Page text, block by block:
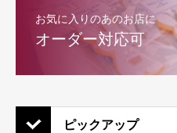
お気に入りのあのお店に
オーダー対応可
ピックアップ